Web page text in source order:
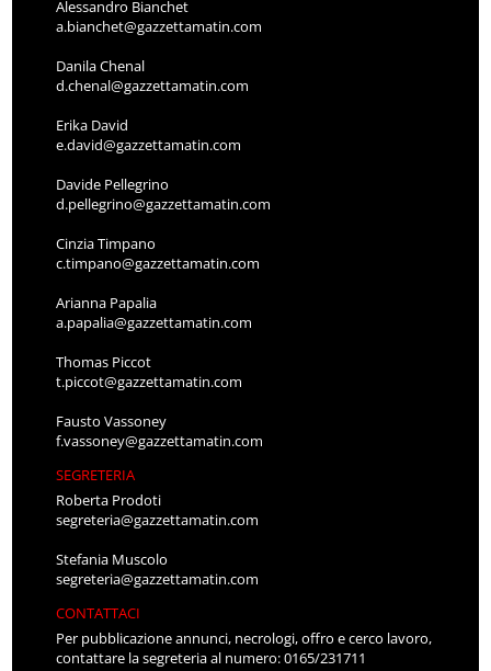
Alessandro Bianchet
a.bianchet@gazzettamatin.com
Danila Chenal
d.chenal@gazzettamatin.com
Erika David
e.david@gazzettamatin.com
Davide Pellegrino
d.pellegrino@gazzettamatin.com
Cinzia Timpano
c.timpano@gazzettamatin.com
Arianna Papalia
a.papalia@gazzettamatin.com
Thomas Piccot
t.piccot@gazzettamatin.com
Fausto Vassoney
f.vassoney@gazzettamatin.com
SEGRETERIA
Roberta Prodoti
segreteria@gazzettamatin.com
Stefania Muscolo
segreteria@gazzettamatin.com
CONTATTACI
Per pubblicazione annunci, necrologi, offro e cerco lavoro,
contattare la segreteria al numero: 0165/231711